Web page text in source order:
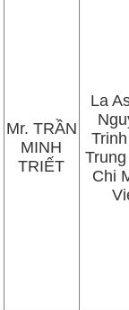
Mr. TRẦN
MINH
TRIẾT
La
Chi